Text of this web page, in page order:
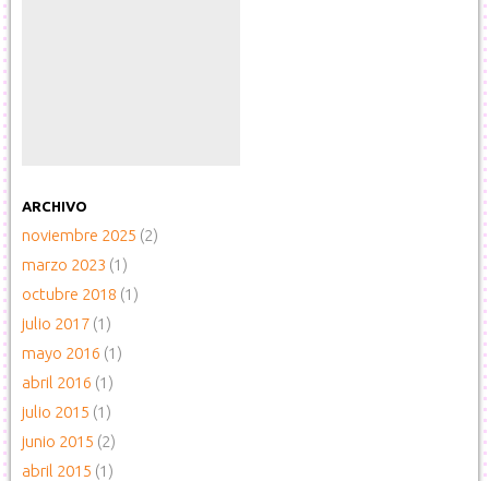
ARCHIVO
noviembre 2025 (2)
marzo 2023 (1)
octubre 2018 (1)
julio 2017 (1)
mayo 2016 (1)
abril 2016 (1)
julio 2015 (1)
junio 2015 (2)
abril 2015 (1)